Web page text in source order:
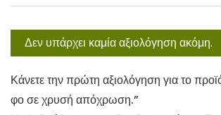
Δεν υπάρχει καμία αξιολόγηση ακόμη.
Κάνετε την πρώτη αξιολόγηση για το
φο σε χρυσή απόχρωση.”